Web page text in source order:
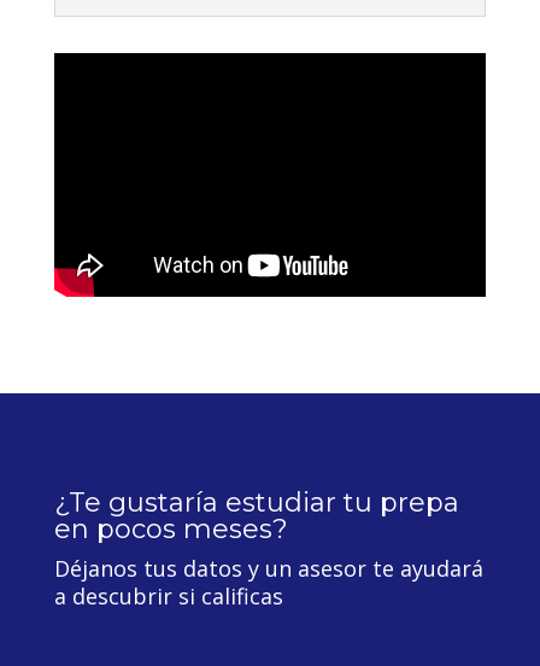
¿Te gustaría estudiar tu prepa
en pocos meses?
Déjanos tus datos y un asesor te ayudará
a descubrir si calificas